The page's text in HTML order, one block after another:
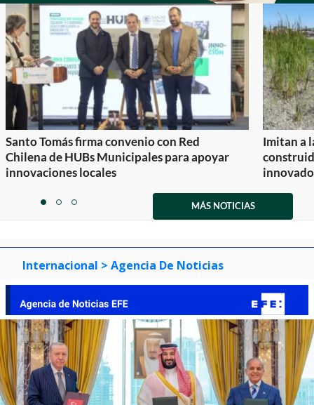
Santo Tomás firma convenio con Red
Chilena de HUBs Municipales para apoyar
innovaciones locales
Imitan a
itemitemitem
MÁS NOTICIAS
Internacional > Agencia De Noticias